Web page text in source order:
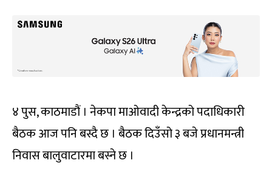
४ पुस, काठमाडौं । नेकपा माओवादी केन्द्रको पदाधिकारी
बैठक आज पनि बस्दै छ । बैठक दिउँसो ३ बजे प्रधानमन्त्री
निवास बालुवाटारमा बस्ने छ ।